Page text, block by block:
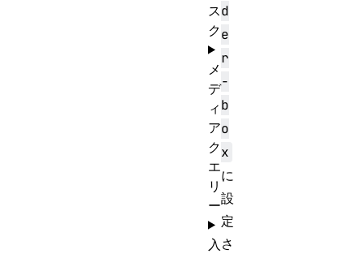
d
e
r
-
b
o
x
に
設
定
さ
ス
ク
メ
デ
ィ
ア
ク
エ
リ
ー
入